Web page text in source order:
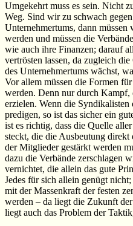
Umgekehrt muss es sein. Nicht
Weg. Sind wir zu schwach
Unternehmertums, dann
werden und müssen die
wie auch ihre Finanzen; darauf
vertrösten lassen, da zugleich
des Unternehmertums wächst,
Vor allem müssen die Formen
werden. Denn nur durch
erzielen. Wenn die
predigen, so ist das sicher ein
ist es richtig, dass die Quelle
steckt, die die Ausbeutung direkt
der Mitglieder gestärkt werden
dazu die Verbände zerschlagen
vernichtet, die allein das gute
Jedes für sich allein genügt
mit der Massenkraft der festen
werden – da liegt die Zukunft
liegt auch das Problem der